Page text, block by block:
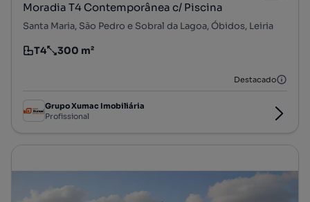
Moradia T4 Contemporânea c/ Piscina
Santa Maria, São Pedro e Sobral da Lagoa, Óbidos, Leiria
Tipologia
T4
Preço por metro quadrado
300 m²
Destacado
Grupo Xumac Imobiliária
Profissional